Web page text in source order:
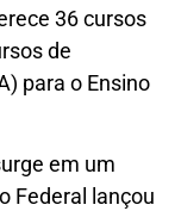
36 cursos
de
para o Ensino
em um
Federal lançou